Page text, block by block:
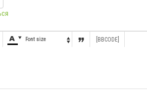
  Font size   [BBCODE]